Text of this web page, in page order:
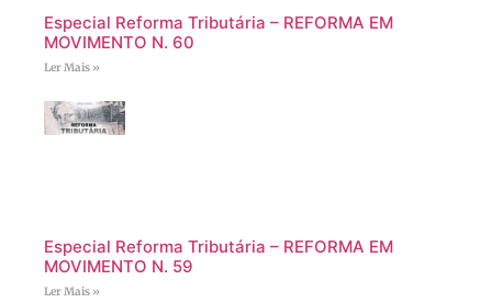
Especial Reforma Tributária – REFORMA EM
MOVIMENTO N. 60
Ler Mais »
Especial Reforma Tributária – REFORMA EM
MOVIMENTO N. 59
Ler Mais »